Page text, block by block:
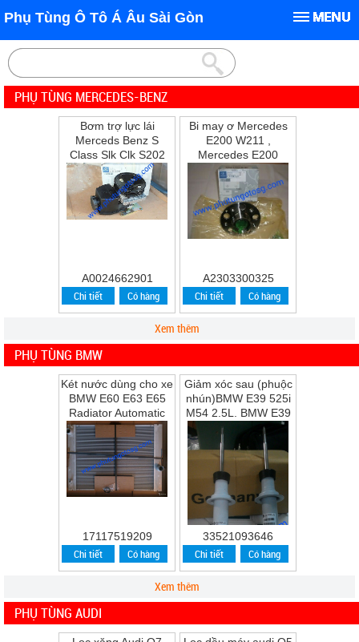
Phụ Tùng Ô Tô Á Âu Sài Gòn
PHỤ TÙNG MERCEDES-BENZ
Bơm trợ lực lái
Merceds Benz S
Class Slk Clk S202
W202 W210 S210
A0024662901
Chi tiết Có hàng
Bi may ơ Mercedes
E200 W211 ,
Mercedes E200
,E240 ,E280
A2303300325
Chi tiết Có hàng
Xem thêm
PHỤ TÙNG BMW
Két nước dùng cho xe
BMW E60 E63 E65
Radiator Automatic
Transmission
17117519209
Chi tiết Có hàng
Giảm xóc sau (phuộc
nhún)BMW E39 525i
M54 2.5L, BMW E39
528i M52 2.8L, BMW
E39 530i M54 ...
33521093646
Chi tiết Có hàng
Xem thêm
PHỤ TÙNG AUDI